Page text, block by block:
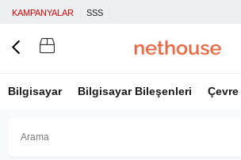
KAMPANYALAR SSS
Bilgisayar Bilgisayar Bileşenleri